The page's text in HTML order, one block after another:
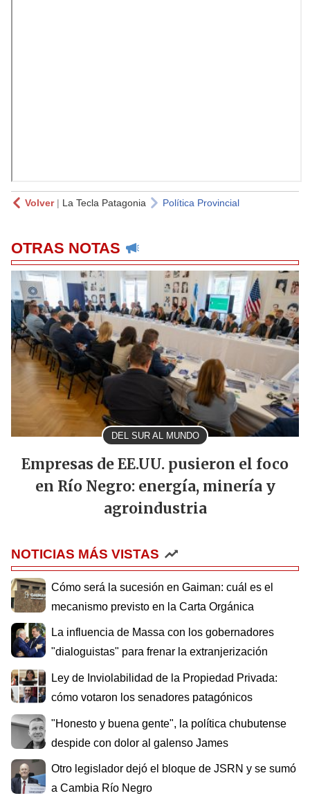
Volver| La Tecla Patagonia Política Provincial
OTRAS NOTAS
DEL SUR AL MUNDO
Empresas de EE.UU. pusieron el foco
en Río Negro: energía, minería y
agroindustria
NOTICIAS MÁS VISTAS
Cómo será la sucesión en Gaiman: cuál es el
mecanismo previsto en la Carta Orgánica
La influencia de Massa con los gobernadores
"dialoguistas" para frenar la extranjerización
Ley de Inviolabilidad de la Propiedad Privada:
cómo votaron los senadores patagónicos
"Honesto y buena gente", la política chubutense
despide con dolor al galenso James
Otro legislador dejó el bloque de JSRN y se sumó
a Cambia Río Negro